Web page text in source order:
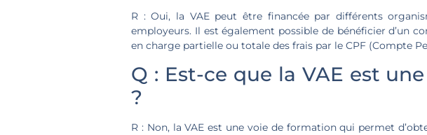
R : Oui, la VAE peut être financée par différents
employeurs. Il est également possible de bénéficier d’un
en charge partielle ou totale des frais par le CPF (Compte
Q : Est-ce que la VAE est
?
R : Non, la VAE est une voie de formation qui permet